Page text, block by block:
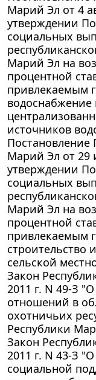
Марий Эл от 4
утверждении
социальных
Марий Эл на
процентной
привлекаемым
водоснабжение
источников
Постановление
Марий Эл от 29
утверждении
социальных
Марий Эл на
процентной
привлекаемым
строительство
сельской
Закон
2011 г. N 49-З
отношений в
охотничьих
Республики
Закон
2011 г. N 43-З
социальной